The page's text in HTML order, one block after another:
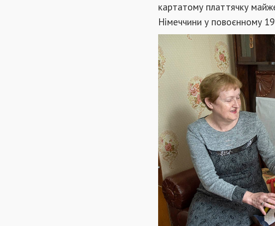
картатому платтячку
Німеччини у повоєнному